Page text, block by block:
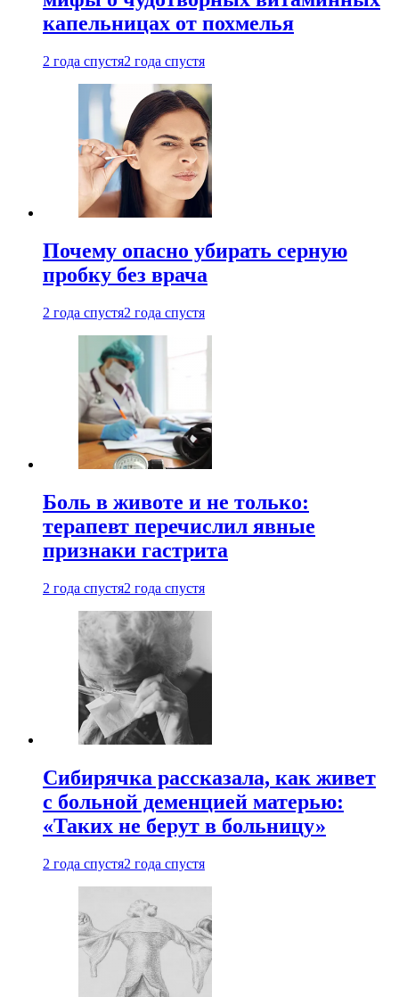
капельницах от похмелья
2 года спустя2 года спустя
Почему опасно убирать серную
пробку без врача
2 года спустя2 года спустя
Боль в животе и не только:
терапевт перечислил явные
признаки гастрита
2 года спустя2 года спустя
Сибирячка рассказала, как живет
с больной деменцией матерью:
«Таких не берут в больницу»
2 года спустя2 года спустя